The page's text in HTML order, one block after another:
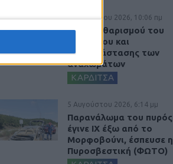
6 Αυγούστου 2026, 10:06 πμ
Έργο καθαρισμού του
Ρογόζινου και
αποκατάστασης των
αναχωμάτων
ΚΑΡΔΙΤΣΑ
5 Αυγούστου 2026, 6:14 μμ
Παρανάλωμα του πυρός
έγινε ΙΧ έξω από το
Μορφοβούνι, έσπευσε η
Πυροσβεστική (ΦΩΤΟ)